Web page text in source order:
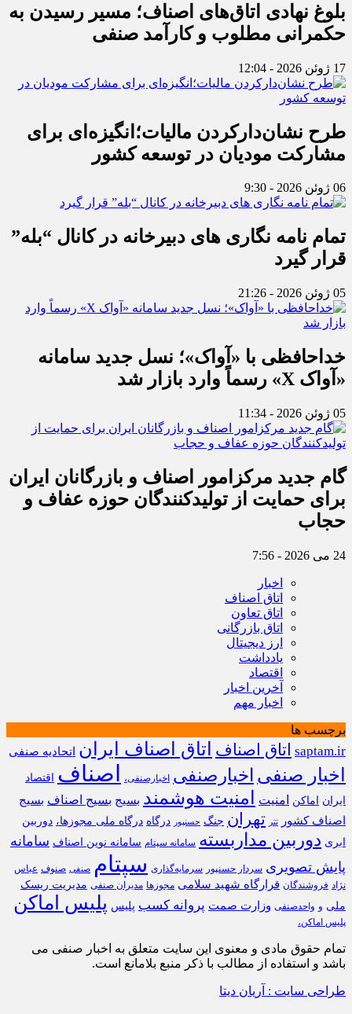
بلوغ نهادی اتاق‌های اصناف؛ مسیر رسیدن به
حکمرانی مطلوب و کارآمد صنفی
17 ژوئن 2026 - 12:04
طرح نشان‌دارکردن مالیات؛انگیزه‌ای برای
مشارکت مودیان در توسعه کشور
06 ژوئن 2026 - 9:30
تمام نامه نگاری های دبیرخانه در کانال “بله”
قرار گیرد
05 ژوئن 2026 - 21:26
خداحافظی با «آواک»؛ نسل جدید سامانه
«آواک X» رسماً وارد بازار شد
05 ژوئن 2026 - 11:34
گام جدید مرکزامور اصناف و بازرگانان ایران
برای حمایت از تولیدکنندگان حوزه عفاف و
حجاب
24 می 2026 - 7:56
اخبار
اتاق اصناف
اتاق تعاون
اتاق بازرگانی
ارز دیجیتال
یادداشت
اقتصاد
آخرین اخبار
اخبار مهم
برچسب ها
saptam.ir اتاق اصناف اتاق اصناف ایران اتحادیه صنفی
اخبار صنفی اخبارصنفی اخبارصنفی، اصناف
اقتصاد
ایران
اماکن امنیت امنیت هوشمند بسیج بسیج اصناف بسیج
اصناف کشور
تتر تهران جنگ حسنپور درگاه درگاه ملی مجوزها، دوربین
ابری دوربین مداربسته سامانه سپتام سامانه نوین اصناف سامانه
پایش تصویری سردار حسنپور سرمایه‌گذاری سپتام صنفی صنوف عباس
نژاد فروشندگان قرارگاه شهید سلامی مجوزها مدیران صنفی مدیریت ریسک
ملی و واحدصنفی وزارت صمت پروانه کسب پلیس پلیس اماکن
پلیس اماکن،
تمام حقوق مادی و معنوی این سایت متعلق به اخبار صنفی می
باشد و استفاده از مطالب با ذکر منبع بلامانع است.
طراحی سایت : آریان دیتا